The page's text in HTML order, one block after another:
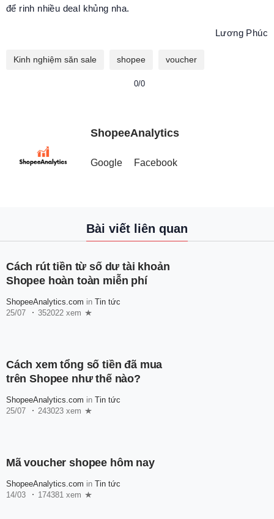
để rinh nhiều deal khủng nha.
Lương Phúc
Kinh nghiệm săn sale shopee voucher
0/0
ShopeeAnalytics
Google Facebook
Bài viết liên quan
Cách rút tiền từ số dư tài khoản
Shopee hoàn toàn miễn phí
ShopeeAnalytics.com in Tin tức
25/07
352022 xem
Cách xem tổng số tiền đã mua
trên Shopee như thế nào?
ShopeeAnalytics.com in Tin tức
25/07
243023 xem
Mã voucher shopee hôm nay
ShopeeAnalytics.com in Tin tức
14/03
174381 xem